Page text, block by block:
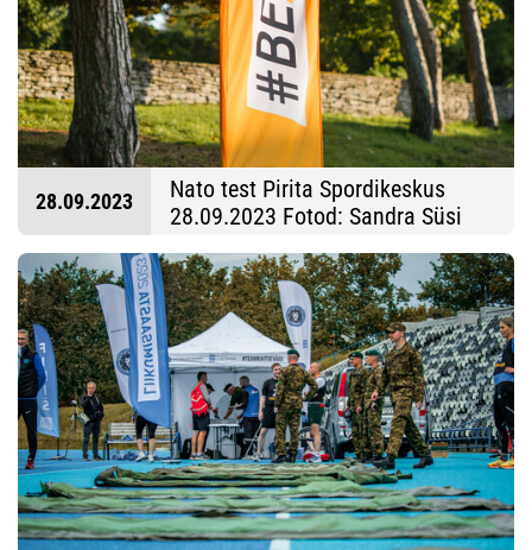
28.09.2023
Nato test Pirita Spordikeskus
28.09.2023 Fotod: Sandra Süsi